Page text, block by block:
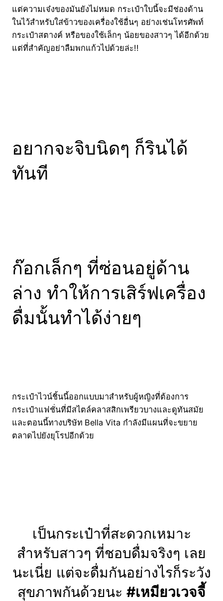
แต่ความเจ๋งของมันยังไม่หมด กระเป๋าใบนี้จะมีช่องด้าน
ในไว้สำหรับใส่ข้าวของเครื่องใช้อื่นๆ อย่างเช่นโทรศัพท์
กระเป๋าสตางค์ หรือของใช้เล็กๆ น้อยของสาวๆ ได้อีกด้วย
แต่ที่สำคัญอย่าลืมพกแก้วไปด้วยล่ะ!!
อยากจะจิบนิดๆ ก็รินได้
ทันที
ก๊อกเล็กๆ ที่ซ่อนอยู่ด้าน
ล่าง ทำให้การเสิร์ฟเครื่อง
ดื่มนั้นทำได้ง่ายๆ
กระเป๋าไวน์ชิ้นนี้ออกแบบมาสำหรับผู้หญิงที่ต้องการ
กระเป๋าแฟชั่นที่มีสไตล์คลาสสิกเพรียวบางและดูทันสมัย
และตอนนี้ทางบริษัท Bella Vita กำลังมีแผนที่จะขยาย
ตลาดไปยังยุโรปอีกด้วย
เป็นกระเป๋าที่สะดวกเหมาะ
สำหรับสาวๆ ที่ชอบดื่มจริงๆ เลย
นะเนี่ย แต่จะดื่มกันอย่างไรก็ระวัง
สุขภาพกันด้วยนะ #เหมียวเวจจี้